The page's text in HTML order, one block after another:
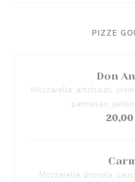
PIZZE
Don
Mozzarella, artichauts,
parmesan,
20,00
Mozzarella, provola,